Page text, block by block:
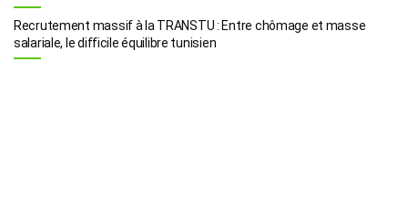
Recrutement massif à la TRANSTU : Entre chômage et masse
salariale, le difficile équilibre tunisien